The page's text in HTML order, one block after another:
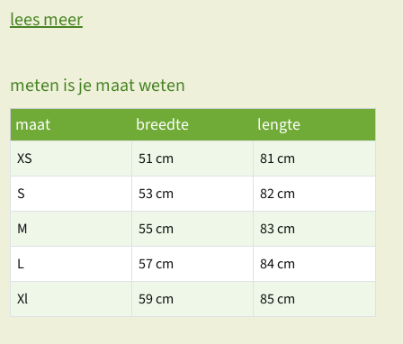
lees meer
meten is je maat weten
maat breedte lengte
XS 51 cm
81 cm
S
53 cm
82 cm
M
55 cm
83 cm
L
57 cm
84 cm
Xl
59 cm 85 cm